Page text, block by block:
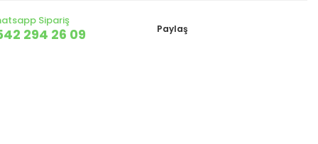
Sipariş
294 26 09 Paylaş